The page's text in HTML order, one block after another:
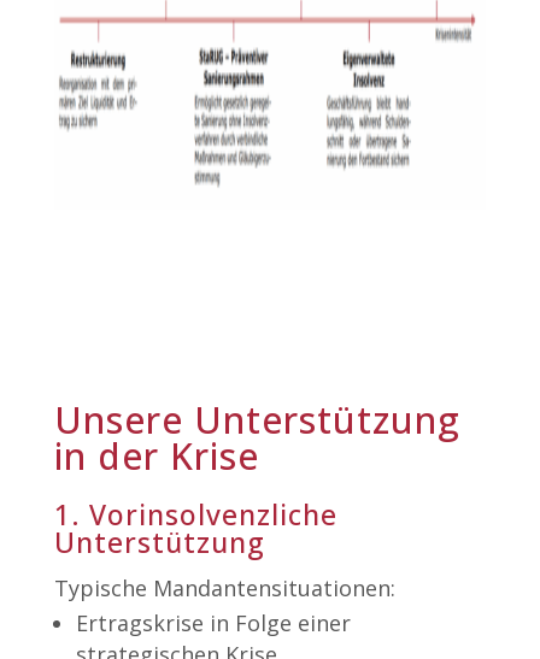
Unsere Unterstützung
in der Krise
1. Vorinsolvenzliche
Unterstützung
Typische Mandantensituationen:
Ertragskrise in Folge einer